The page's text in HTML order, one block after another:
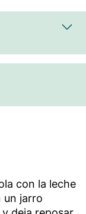
con la leche
un jarro